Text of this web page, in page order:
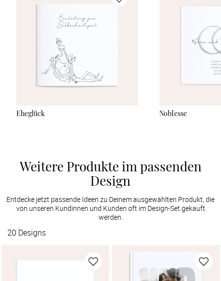
Eheglück Noblesse
Weitere Produkte im passenden
Design
Entdecke jetzt passende Ideen zu Deinem ausgewählten Produkt, die
von unseren Kundinnen und Kunden oft im Design-Set gekauft
werden.
20 Designs